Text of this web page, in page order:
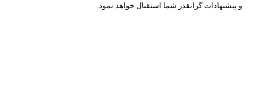
و پیشنهادات گرانقدر شما استقبال خواهد نمود.